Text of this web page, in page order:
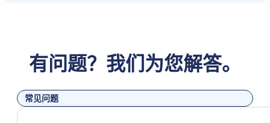
有问题？我们为您解答。
常见问题